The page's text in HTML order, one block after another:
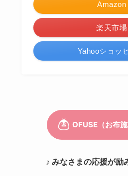
Amazon
楽天市場
Yahooショッ
♪ みなさまの応援が励